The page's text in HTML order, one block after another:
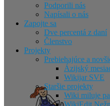
Podporili nás
Napísali o nás
Zapojte sa
Dve percentá z daní
Členstvo
Projekty
Prebiehajúce a
Ázijský
Wikijar SVE
Staršie projekty
Wiki miluje
WikiEdit